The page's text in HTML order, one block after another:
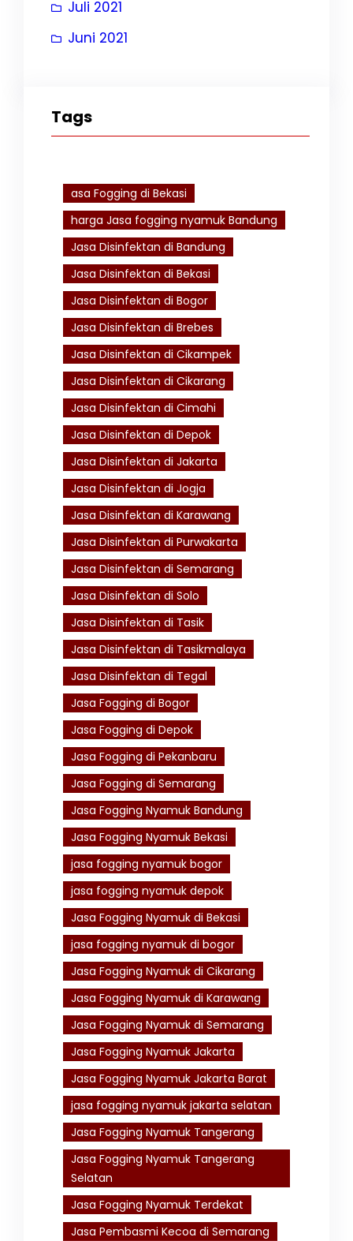
Juli 2021
Juni 2021
Tags
asa Fogging di Bekasi
harga Jasa fogging nyamuk Bandung
Jasa Disinfektan di Bandung
Jasa Disinfektan di Bekasi
Jasa Disinfektan di Bogor
Jasa Disinfektan di Brebes
Jasa Disinfektan di Cikampek
Jasa Disinfektan di Cikarang
Jasa Disinfektan di Cimahi
Jasa Disinfektan di Depok
Jasa Disinfektan di Jakarta
Jasa Disinfektan di Jogja
Jasa Disinfektan di Karawang
Jasa Disinfektan di Purwakarta
Jasa Disinfektan di Semarang
Jasa Disinfektan di Solo
Jasa Disinfektan di Tasik
Jasa Disinfektan di Tasikmalaya
Jasa Disinfektan di Tegal
Jasa Fogging di Bogor
Jasa Fogging di Depok
Jasa Fogging di Pekanbaru
Jasa Fogging di Semarang
Jasa Fogging Nyamuk Bandung
Jasa Fogging Nyamuk Bekasi
jasa fogging nyamuk bogor
jasa fogging nyamuk depok
Jasa Fogging Nyamuk di Bekasi
jasa fogging nyamuk di bogor
Jasa Fogging Nyamuk di Cikarang
Jasa Fogging Nyamuk di Karawang
Jasa Fogging Nyamuk di Semarang
Jasa Fogging Nyamuk Jakarta
Jasa Fogging Nyamuk Jakarta Barat
jasa fogging nyamuk jakarta selatan
Jasa Fogging Nyamuk Tangerang
Jasa Fogging Nyamuk Tangerang
Selatan
Jasa Fogging Nyamuk Terdekat
Jasa Pembasmi Kecoa di Semarang